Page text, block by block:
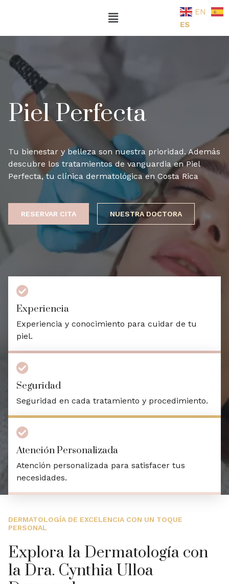
EN
ES
Piel Perfecta
Tu bienestar y belleza son nuestra prioridad. Además
descubre los tratamientos de vanguardia en Piel
Perfecta, tu clínica dermatológica en Costa Rica
RESERVAR CITA NUESTRA DOCTORA
Experiencia
Experiencia y conocimiento para cuidar de tu
piel.
Seguridad
Seguridad en cada tratamiento y procedimiento.
Atención Personalizada
Atención personalizada para satisfacer tus
necesidades.
DERMATOLOGÍA DE EXCELENCIA CON UN TOQUE
PERSONAL
Explora la Dermatología con
la Dra. Cynthia Ulloa